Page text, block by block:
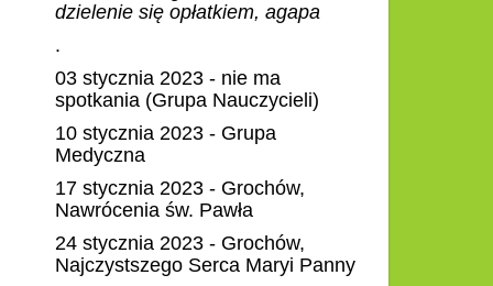
dzielenie się opłatkiem, agapa
.
03 stycznia 2023 - nie ma
spotkania (Grupa Nauczycieli)
10 stycznia 2023 - Grupa
Medyczna
17 stycznia 2023 - Grochów,
Nawrócenia św. Pawła
24 stycznia 2023 - Grochów,
Najczystszego Serca Maryi Panny